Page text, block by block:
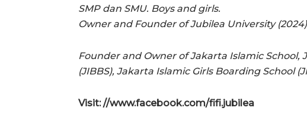
SMP dan SMU. Boys and girls.
Owner and Founder of Jubilea University
Founder and Owner of Jakarta Islamic School,
(JIBBS), Jakarta Islamic Girls Boarding School
Visit: //www.facebook.com/fifi.jubilea